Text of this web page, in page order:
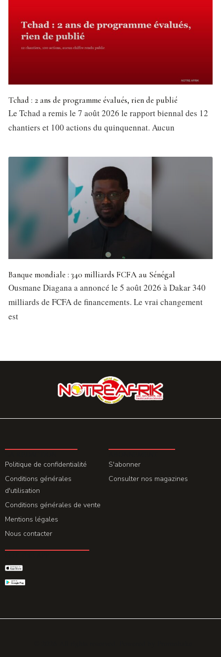
Tchad : 2 ans de programme évalués, rien de publié
Le Tchad a remis le 7 août 2026 le rapport biennal des 12
chantiers et 100 actions du quinquennat. Aucun
Banque mondiale : 340 milliards FCFA au Sénégal
Ousmane Diagana a annoncé le 5 août 2026 à Dakar 340
milliards de FCFA de financements. Le vrai changement
est
Politique de confidentialité
Conditions générales
d'utilisation
Conditions générales de vente
Mentions légales
Nous contacter
S'abonner
Consulter nos magazines